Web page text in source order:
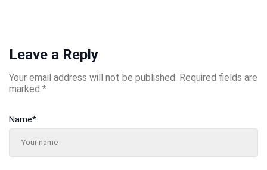
Leave a Reply
Your email address will not be published. Required fields are
marked *
Name*